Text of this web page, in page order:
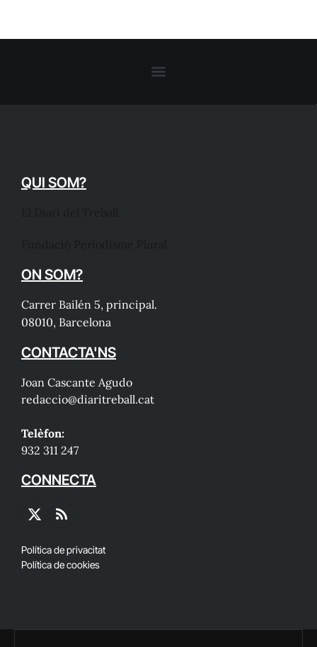
QUI SOM?
ON SOM?
Carrer Bailén 5, principal.
08010, Barcelona
CONTACTA'NS
Joan Cascante Agudo
redaccio@diaritreball.cat
Telèfon:
932 311 247
CONNECTA
X
RSS
Política de privacitat
Política de cookies